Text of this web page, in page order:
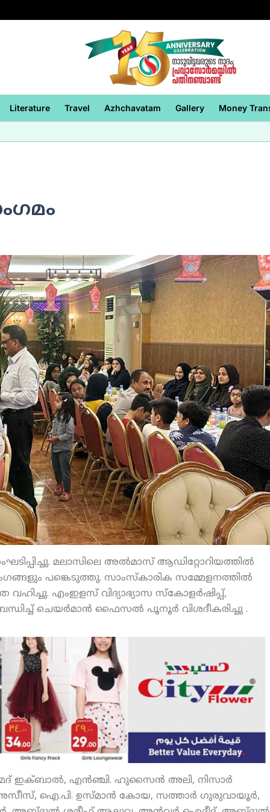
Literature Travel Azhchavatam Gallery Money
മലാസിലെ അല്‍മാസ് ആഡിറ്റോറിയത്തില്‍
പങ്കെടുത്തു. സാംസ്‌കാരിക സമ്മേളനത്തില്‍
എംഇളസ് വിദ്യാഭ്യാസ സ്‌കോളര്‍ഷിപ്പ്,
ചെയര്‍മാന്‍ ഫൈസല്‍ പൂനൂര്‍ വിശദീകരിച്ചു .
ഇക്ബാല്‍, എന്‍ഞ്ചി. ഹുസൈന്‍ അലി, നിസാര്‍
ഐ.പി. ഉസ്മാന്‍ കോയ, സത്താര്‍ ഗുരുവായൂര്‍,